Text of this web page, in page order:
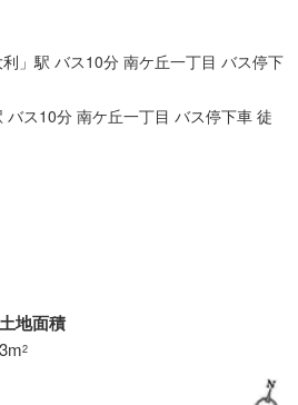
」駅 バス10分 南ケ丘一丁目 バス停下
バス10分 南ケ丘一丁目 バス停下車 徒
地面積
2